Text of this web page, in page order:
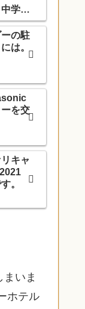
に入
ーの駐
は。
を交
キャ
。
まいま
ホテル